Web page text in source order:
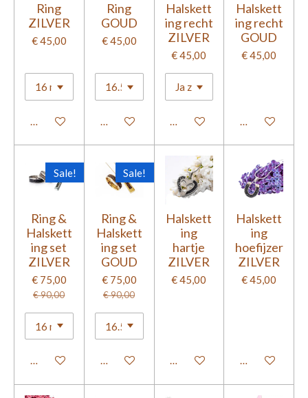
Ring
ZILVER
€ 45,00
Bekijk details
Ring
GOUD
€ 45,00
Bekijk details
Halskett
ing recht
ZILVER
€ 45,00
Bekijk details
Halskett
ing recht
GOUD
€ 45,00
Bekijk details
Sale!
Ring &
Halskett
ing set
ZILVER
€ 75,00
€ 90,00
Bekijk details
Sale!
Ring &
Halskett
ing set
GOUD
€ 75,00
€ 90,00
Bekijk details
Halskett
ing
hartje
ZILVER
€ 45,00
Bekijk details
Halskett
ing
hoefijzer
ZILVER
€ 45,00
Bekijk details